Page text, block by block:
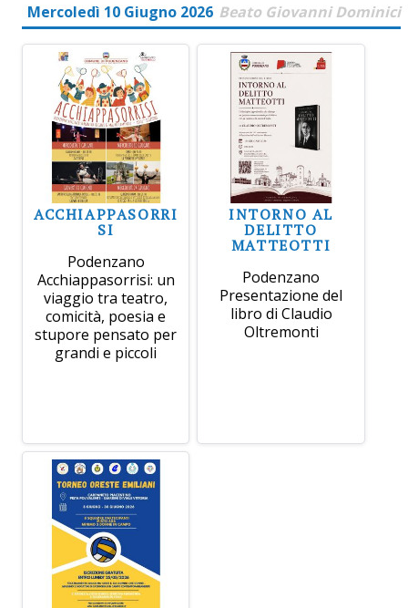
Mercoledì 10 Giugno 2026 Beato Giovanni Dominici
ACCHIAPPASORRI
SI
Podenzano
Acchiappasorrisi: un
viaggio tra teatro,
comicità, poesia e
stupore pensato per
grandi e piccoli
INTORNO AL
DELITTO
MATTEOTTI
Podenzano
Presentazione del
libro di Claudio
Oltremonti